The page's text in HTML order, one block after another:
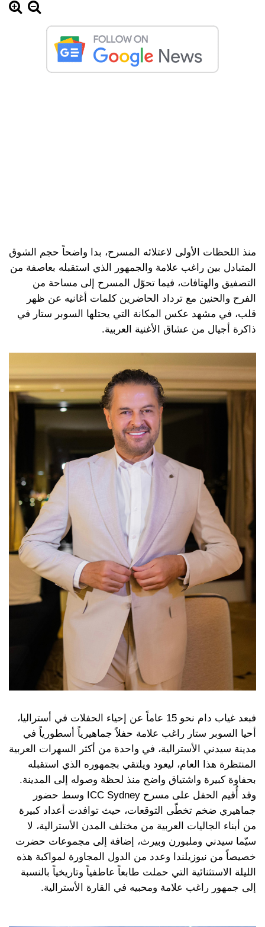
منذ اللحظات الأولى لاعتلائه المسرح، بدا واضحاً حجم الشوق
المتبادل بين راغب علامة والجمهور الذي استقبله بعاصفة من
التصفيق والهتافات، فيما تحوّل المسرح إلى مساحة من
الفرح والحنين مع ترداد الحاضرين كلمات أغانيه عن ظهر
قلب، في مشهد عكس المكانة التي يحتلها السوبر ستار في
ذاكرة أجيال من عشاق الأغنية العربية.
فبعد غياب دام نحو 15 عاماً عن إحياء الحفلات في أستراليا،
أحيا السوبر ستار راغب علامة حفلاً جماهيرياً أسطورياً في
مدينة سيدني الأسترالية، في واحدة من أكثر السهرات العربية
المنتظرة هذا العام، ليعود ويلتقي بجمهوره الذي استقبله
بحفاوة كبيرة واشتياق واضح منذ لحظة وصوله إلى المدينة.
وقد أُقيم الحفل على مسرح ICC Sydney وسط حضور
جماهيري ضخم تخطّى التوقعات، حيث توافدت أعداد كبيرة
من أبناء الجاليات العربية من مختلف المدن الأسترالية، لا
سيّما سيدني وملبورن وبيرث، إضافة إلى مجموعات حضرت
خصيصاً من نيوزيلندا وعدد من الدول المجاورة لمواكبة هذه
الليلة الاستثنائية التي حملت طابعاً عاطفياً وتاريخياً بالنسبة
إلى جمهور راغب علامة ومحبيه في القارة الأسترالية.